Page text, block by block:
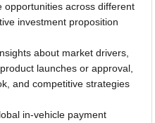
opportunities across different
investment proposition
about market drivers,
launches or approval,
and competitive strategies
in-vehicle payment